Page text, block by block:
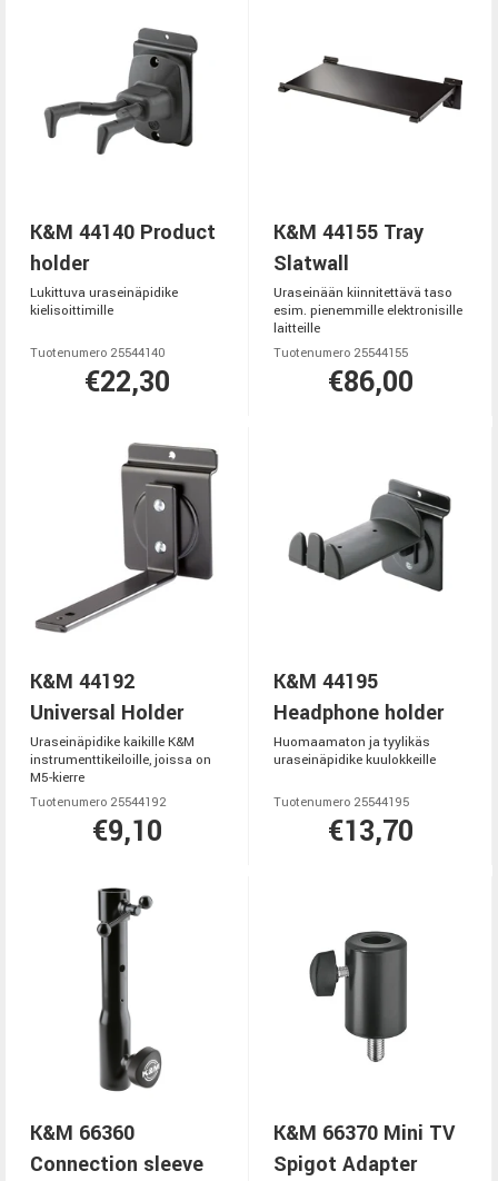
K&M 44140 Product
holder
Lukittuva uraseinäpidike
kielisoittimille
Tuotenumero 25544140
€22,30
K&M 44155 Tray
Slatwall
Uraseinään kiinnitettävä taso
esim. pienemmille elektronisille
laitteille
Tuotenumero 25544155
€86,00
K&M 44192
Universal Holder
Uraseinäpidike kaikille K&M
instrumenttikeiloille, joissa on
M5-kierre
Tuotenumero 25544192
€9,10
K&M 44195
Headphone holder
Huomaamaton ja tyylikäs
uraseinäpidike kuulokkeille
Tuotenumero 25544195
€13,70
K&M 66360
Connection sleeve
K&M 66370 Mini TV
Spigot Adapter